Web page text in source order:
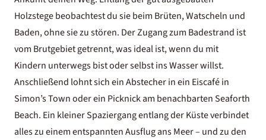
Holzstege beobachtest du sie beim Brüten, Watscheln und
Baden, ohne sie zu stören. Der Zugang zum Badestrand ist
vom Brutgebiet getrennt, was ideal ist, wenn du mit
Kindern unterwegs bist oder selbst ins Wasser willst.
Anschließend lohnt sich ein Abstecher in ein Eiscafé in
Simon’s Town oder ein Picknick am benachbarten Seaforth
Beach. Ein kleiner Spaziergang entlang der Küste verbindet
alles zu einem entspannten Ausflug ans Meer – und zu den